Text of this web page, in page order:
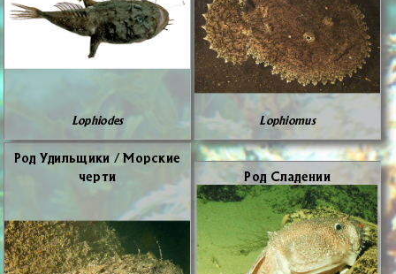
Lophiodes Lophiomus
Род Удиль­щи­ки / Мор­ские
чер­ти Род Сла­де­нии